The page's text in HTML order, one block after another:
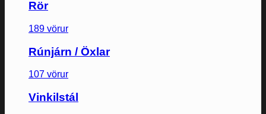
Rör
189 vörur
Rúnjárn / Öxlar
107 vörur
Vinkilstál